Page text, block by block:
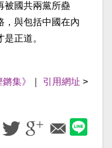
被國共兩黨所蠱
，與包括中國在內
正道。
集》 引用網址 >